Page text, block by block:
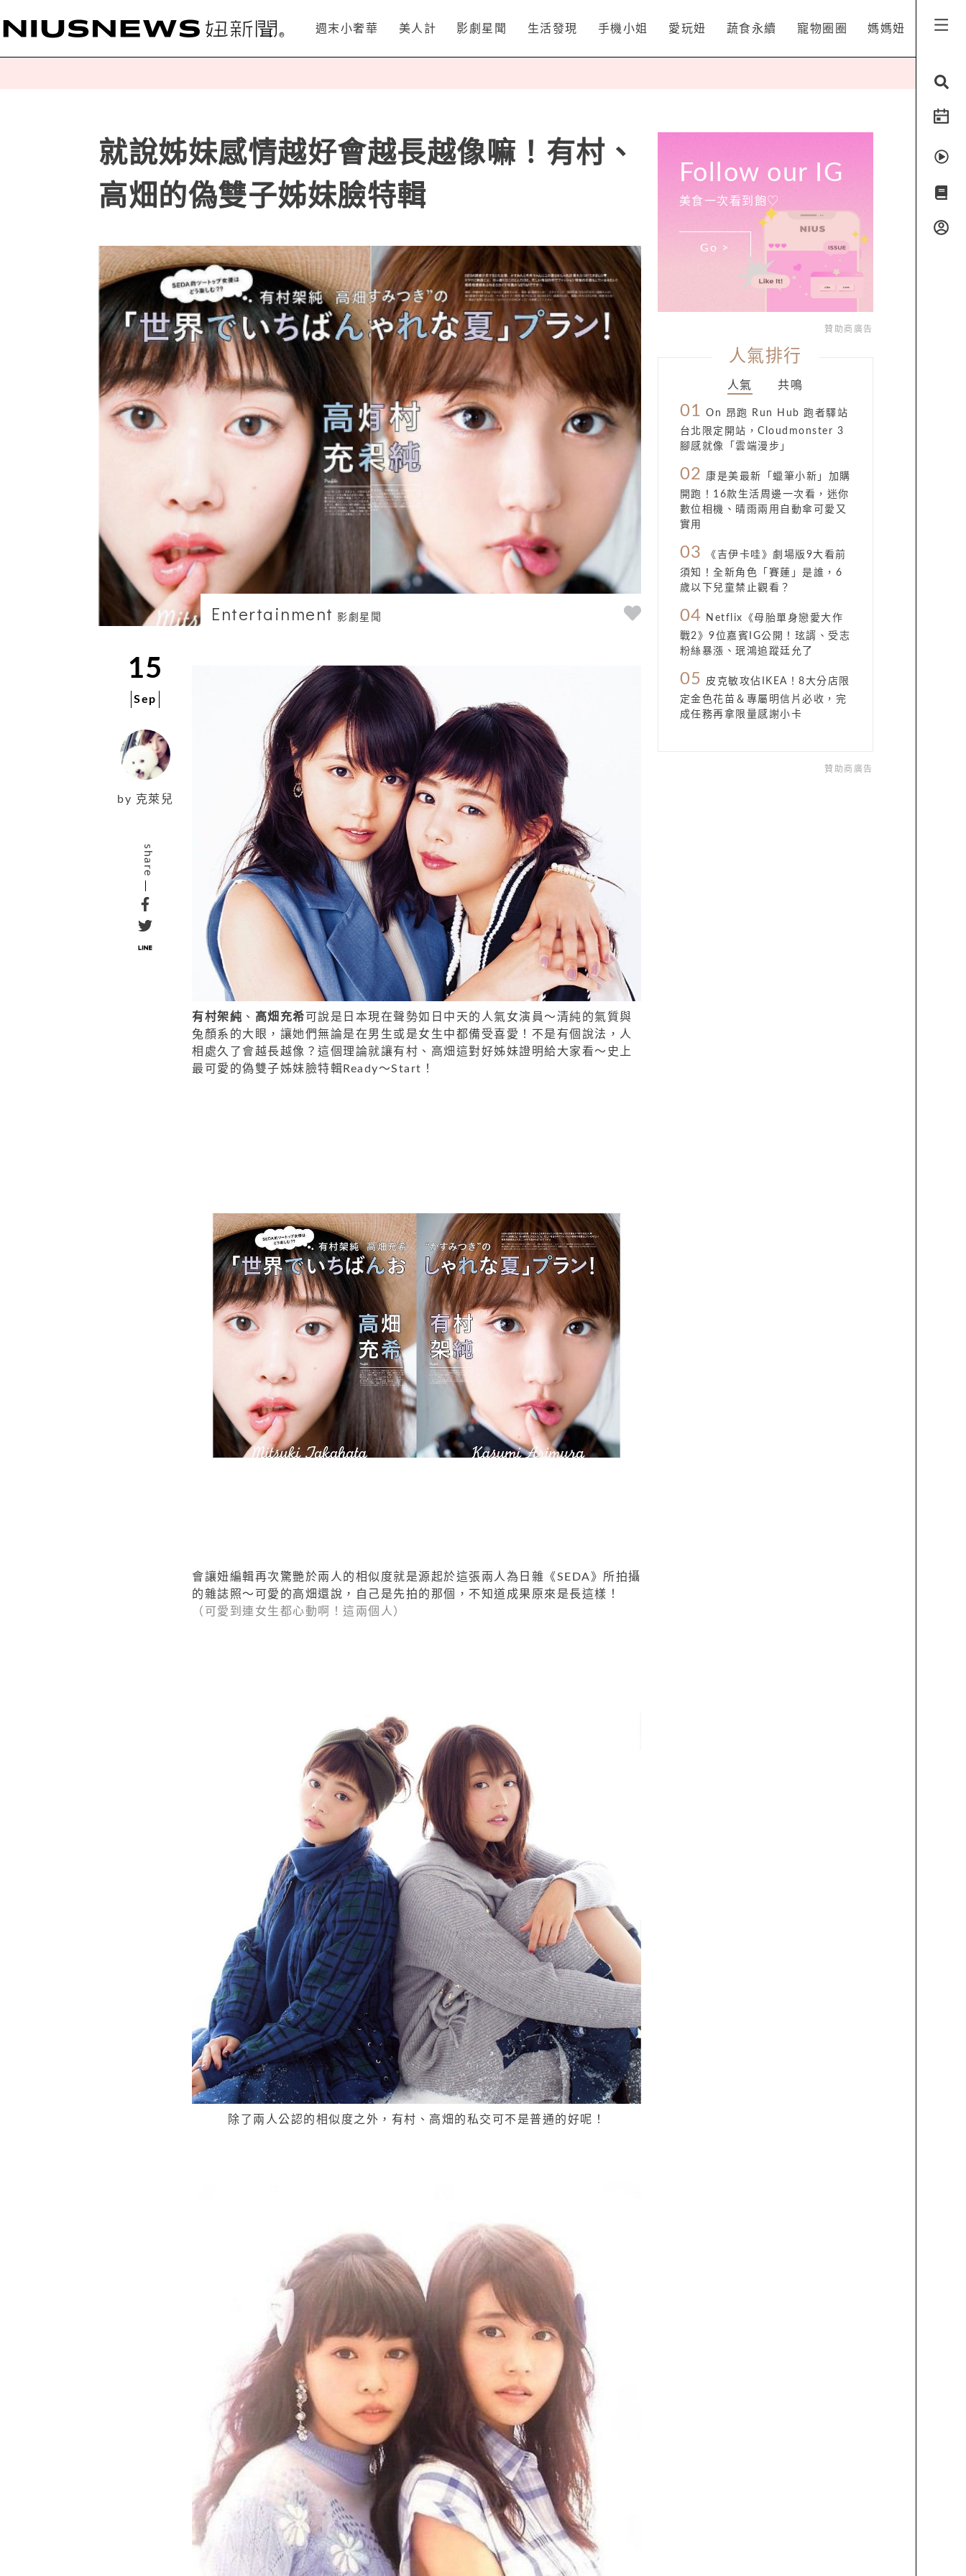
週末小奢華 美人計 影劇星聞 生活發現 手機小姐 愛玩妞 蔬食永續 寵物圈圈 媽媽妞
就說姊妹感情越好會越長越像嘛！有村、
高畑的偽雙子姊妹臉特輯
Entertainment 影劇星聞
15
Sep
by 克萊兒
share
有村架純 、 高畑充希可說是日本現在聲勢如日中天的人氣女演員～清純的氣質與
兔顏系的大眼，讓她們無論是在男生或是女生中都備受喜愛！不是有個說法，人
相處久了會越長越像？這個理論就讓有村、高畑這對好姊妹證明給大家看～史上
最可愛的偽雙子姊妹臉特輯Ready～Start！
會讓妞編輯再次驚艷於兩人的相似度就是源起於這張兩人為日雜《SEDA》所拍攝
的雜誌照～可愛的高畑還說，自己是先拍的那個，不知道成果原來是長這樣！
（可愛到連女生都心動啊！這兩個人）
除了兩人公認的相似度之外，有村、高畑的私交可不是普通的好呢！
Follow our IG
美食一次看到飽♡
Go >
贊助商廣告
人氣排行
人氣 共鳴
01 On 昂跑 Run Hub 跑者驛站
台北限定開站，Cloudmonster 3
腳感就像「雲端漫步」
02
康是美最新「蠟筆小新」加購
開跑！16款生活周邊一次看，迷你
數位相機、晴雨兩用自動傘可愛又
實用
03
《吉伊卡哇》劇場版9大看前
須知！全新角色「賽蓮」是誰，6
歲以下兒童禁止觀看？
04
Netflix《母胎單身戀愛大作
戰2》9位嘉賓IG公開！玹諝、受志
粉絲暴漲、珉鴻追蹤廷允了
05
皮克敏攻佔IKEA！8大分店限
定金色花苗＆專屬明信片必收，完
成任務再拿限量感謝小卡
贊助商廣告